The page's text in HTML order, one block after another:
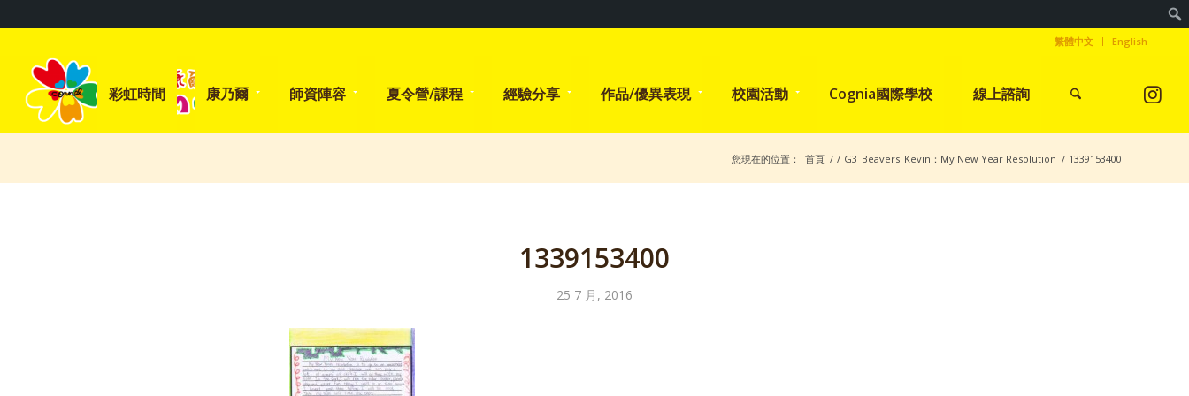
繁體中文 English
彩虹時間 康乃爾 師資陣容 夏令營/課程 經驗分享 作品/優異表現 校園活動 Cognia國際學校 線上諮詢
您現在的位置： 首頁 / / G3_Beavers_Kevin：My New Year Resolution / 1339153400
1339153400
25 7 月, 2016